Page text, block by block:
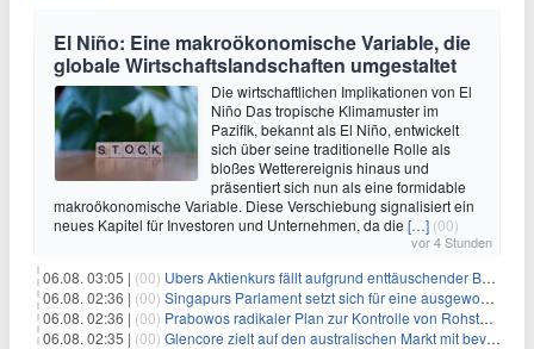
El Niño: Eine makroökonomische Variable, die
globale Wirtschaftslandschaften umgestaltet
Die wirtschaftlichen Implikationen von El
Niño Das tropische Klimamuster im
Pazifik, bekannt als El Niño, entwickelt
sich über seine traditionelle Rolle als
bloßes Wetterereignis hinaus und
präsentiert sich nun als eine formidable
makroökonomische Variable. Diese Verschiebung signalisiert ein
neues Kapitel für Investoren und Unternehmen, da die […] (00)
vor 4 Stunden
06.08. 03:05 | (00) Ubers Aktienkurs fällt aufgrund enttäuschender Buchungsprognose
06.08. 02:36 | (00) Singapurs Parlament setzt sich für eine ausgewogene wirtschaftliche Zukunft ein
06.08. 02:36 | (00) Prabowos radikaler Plan zur Kontrolle von Rohstoffexporten steht vor konkurrierenden Visionen
06.08. 02:35 | (00) Glencore zielt auf den australischen Markt mit bevorstehendem Sekundärlisting